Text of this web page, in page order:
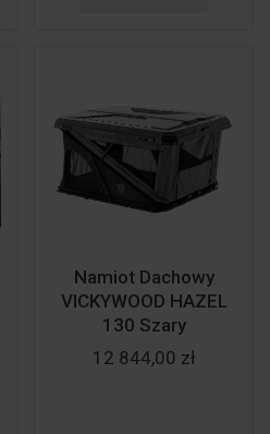
Namiot Dachowy
VICKYWOOD HAZEL
130 Szary
12 844,00 zł